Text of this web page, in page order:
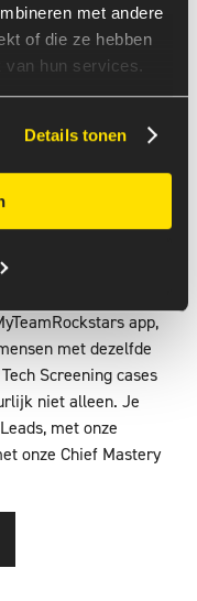
met andere
of die ze hebben
van hun services.
Details tonen
rol passen) je in je
of je onderdeel
kan je er
breder zijn dan
van een network,
organiseren
helpen met het
app,
met dezelfde
Screening cases
niet alleen. Je
met onze
onze Chief Mastery